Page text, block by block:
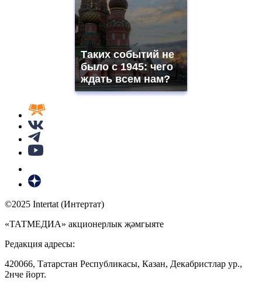
Таких событий не
было с 1945: чего
ждать всем нам?
©2025 Intertat (Интертат)
«ТАТМЕДИА» акционерлык җәмгыяте
Редакция адресы:
420066, Татарстан Республикасы, Казан, Декабристлар ур.,
2нче йорт.